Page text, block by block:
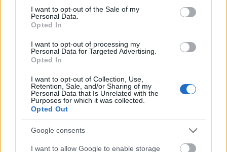
consent section.
I want to opt-out of the Sale of my
Personal Data.
Opted In
I want to opt-out of processing my
Personal Data for Targeted Advertising.
Opted In
I want to opt-out of Collection, Use,
Retention, Sale, and/or Sharing of my
Personal Data that Is Unrelated with the
Purposes for which it was collected.
Opted Out
Google consents
I want to allow Google to enable storage